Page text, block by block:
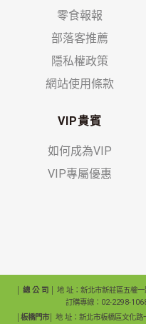
零食報報
部落客推薦
隱私權政策
網站使用條款
VIP貴賓
如何成為VIP
VIP專屬優惠
│ 總 公 司 │ 地 址：新北市新莊區五權
訂購專線：02-2298-1068 /
│板橋門市│ 地 址：新北市板橋區文化